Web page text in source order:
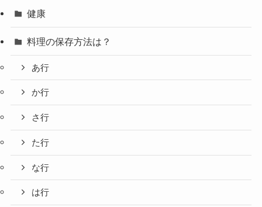
健康
料理の保存方法は？
あ行
か行
さ行
た行
な行
は行